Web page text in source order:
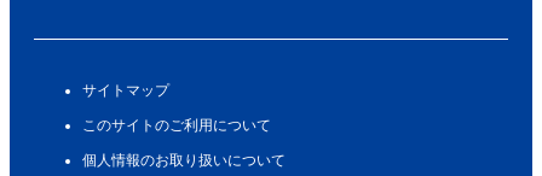
サイトマップ
このサイトのご利用について
個人情報のお取り扱いについて